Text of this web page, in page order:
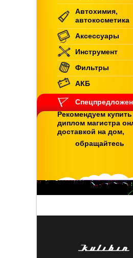
Автохимия,
автокосметика
Аксессуары
Инструмент
Фильтры
АКБ
Рекомендуем купить
диплом магистра
доставкой на дом,
обращайтесь